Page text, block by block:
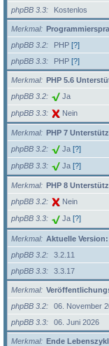
phpBB 3.3
Kostenlos
Merkmal
phpBB 3.2
PHP [?]
phpBB 3.3
PHP [?]
Merkmal
PHP 5.6
phpBB 3.2
Ja
phpBB 3.3 Nein
Merkmal
PHP 7
phpBB 3.2
Ja [?]
phpBB 3.3 Ja [?]
Merkmal
PHP 8
phpBB 3.2
Nein
phpBB 3.3 Ja [?]
Merkmal
Aktuelle Version:
phpBB 3.2
3.2.11
phpBB 3.3
3.3.17
Merkmal
phpBB 3.2
06. November
phpBB 3.3
06. Juni 2026
Merkmal
Ende